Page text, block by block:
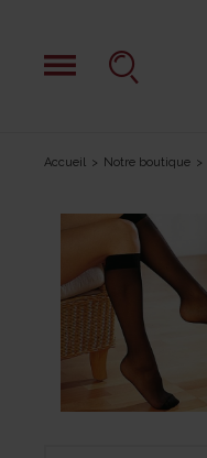
Accueil Notre boutique